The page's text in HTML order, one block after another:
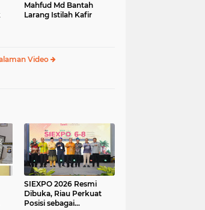
Mahfud Md Bantah
Larang Istilah Kafir
Video
SIEXPO 2026 Resmi
Dibuka, Riau Perkuat
Posisi sebagai